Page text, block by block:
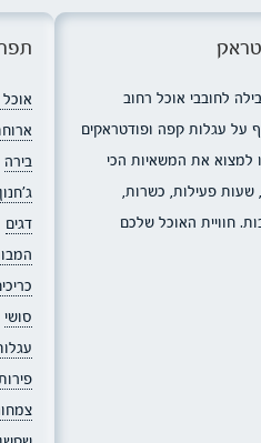
לחובבי אוכל רחוב
על עגלות קפה ופודטראקים
למצוא את המשאיות הכי
שעות פעילות, כשרות,
חוויית האוכל שלכם
אוכל
בירה
ג׳חנון
דגים
סושי